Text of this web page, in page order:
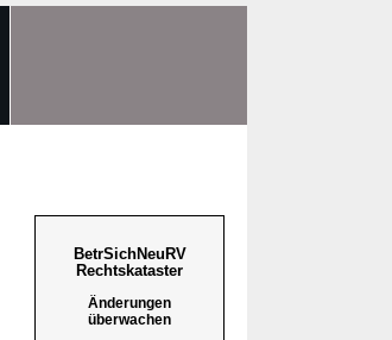
BetrSichNeuRV
Rechtskataster
Änderungen
überwachen